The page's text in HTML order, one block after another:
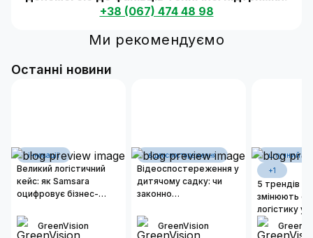
+38 (067) 474 48 98
Ми рекомендуємо
Останні новини
інновації
Великий логістичний
кейс: як Samsara
оцифровує бізнес-
автопарків
GreenVision
відеоспостереження
Відеоспостереження у
дитячому садку: чи
законно
та як організувати
надійну систему
GreenVision
штучний
+1
5 трендів
змінюють
логістику у